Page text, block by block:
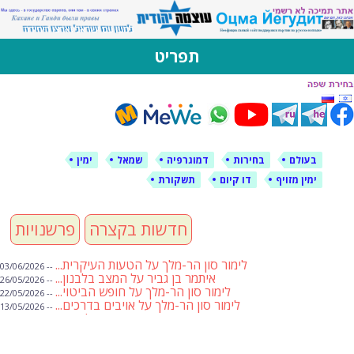
לימין עוצמה יהודית
אתר תמיכה ברוסית ובעברית
תפריט
דילוג
לתוכן
בעולם בחירות דמוגרפיה שמאל
ימין
ימין מזויף
דו קיום תשקורת
פרשנויות חדשות בקצרה
לימור סון הר-מלך על הטעות העיקרית... -- 03/06/2026
איתמר בן גביר על המצב בלבנון... -- 26/05/2026
לימור סון הר-מלך על חופש הביטוי... -- 22/05/2026
לימור סון הר-מלך על אויבים בדרכים... -- 13/05/2026
שבועת אמונים לדעאש